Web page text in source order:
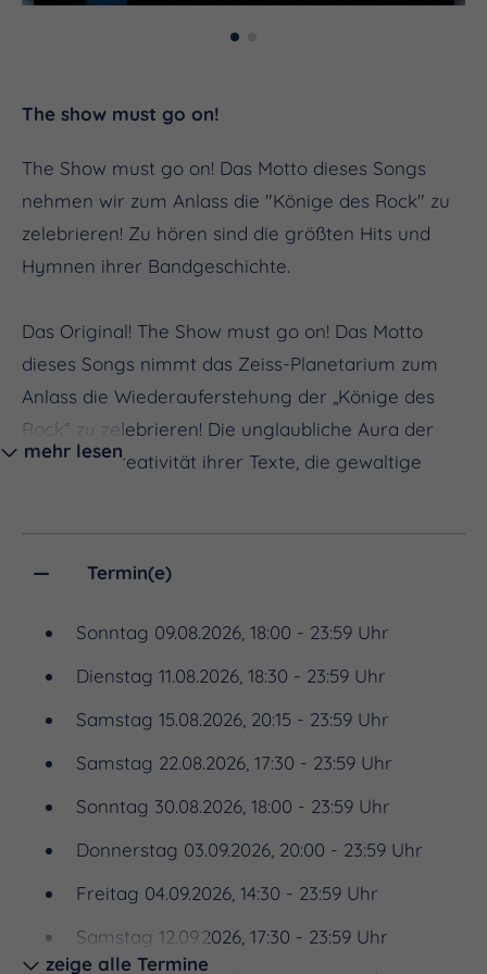
The show must go on!
The Show must go on! Das Motto dieses Songs
nehmen wir zum Anlass die "Könige des Rock" zu
zelebrieren! Zu hören sind die größten Hits und
Hymnen ihrer Bandgeschichte.
Das Original! The Show must go on! Das Motto
dieses Songs nimmt das Zeiss-Planetarium zum
Anlass die Wiederauferstehung der „Könige des
Rock“ zu zelebrieren! Die unglaubliche Aura der
Band, die Kreativität ihrer Texte, die gewaltige
Musik-, Bild- und Videoaufnahmen. Zu hören sind
Bandgeschichte wie „Bohemian Rhapsody“, „We
Will Rock You“, „Radio Gaga“, „Who Wants To Live
Forever“ oder „We Are The Champions“. Erleben
einer faszinierenden Lasershow in ungeahnter
Nähe und tauchen Sie ein, in die Faszination von
Queen Heaven – The Original.
mehr lesen
Termin(e)
Sonntag 09.08.2026, 18:00 - 23:59 Uhr
Dienstag 11.08.2026, 18:30 - 23:59 Uhr
Samstag 15.08.2026, 20:15 - 23:59 Uhr
Samstag 22.08.2026, 17:30 - 23:59 Uhr
Sonntag 30.08.2026, 18:00 - 23:59 Uhr
Donnerstag 03.09.2026, 20:00 - 23:59 Uhr
Freitag 04.09.2026, 14:30 - 23:59 Uhr
Samstag 12.09.2026, 17:30 - 23:59 Uhr
zeige alle Termine